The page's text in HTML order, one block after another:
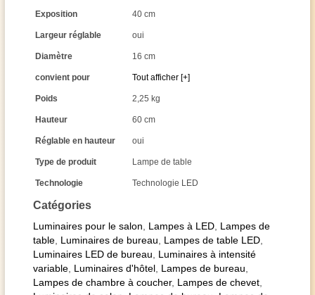
Catégories
Luminaires pour le salon Lampes à LED Lampes de
table Luminaires de bureau Lampes de table LED
Luminaires LED de bureau
Luminaires à intensité
variable Luminaires d'hôtel Lampes de bureau
Lampes de chambre à coucher, Lampes de chevet
Exposition 40 cm
Largeur réglable oui
Diamètre 16 cm
convient pour Tout afficher [+]
Poids 2,25 kg
Hauteur 60 cm
Réglable en hauteur oui
Type de produit Lampe de table
Technologie Technologie LED